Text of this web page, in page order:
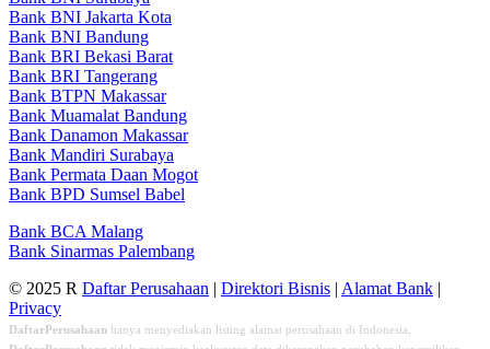
Bank BNI Jakarta Kota
Bank BNI Bandung
Bank BRI Bekasi Barat
Bank BRI Tangerang
Bank BTPN Makassar
Bank Muamalat Bandung
Bank Danamon Makassar
Bank Mandiri Surabaya
Bank Permata Daan Mogot
Bank BPD Sumsel Babel
Bank BCA Malang
Bank Sinarmas Palembang
© 2025 R Daftar Perusahaan | Direktori Bisnis | Alamat Bank |
Privacy
DaftarPerusahaan hanya menyediakan listing alamat perusahaan di Indonesia,